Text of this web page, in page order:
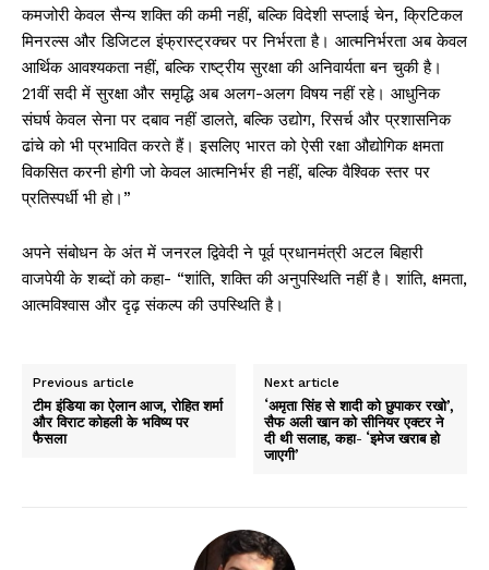
कमजोरी केवल सैन्य शक्ति की कमी नहीं, बल्कि विदेशी सप्लाई चेन, क्रिटिकल
मिनरल्स और डिजिटल इंफ्रास्ट्रक्चर पर निर्भरता है। आत्मनिर्भरता अब केवल
आर्थिक आवश्यकता नहीं, बल्कि राष्ट्रीय सुरक्षा की अनिवार्यता बन चुकी है।
21वीं सदी में सुरक्षा और समृद्धि अब अलग-अलग विषय नहीं रहे। आधुनिक
संघर्ष केवल सेना पर दबाव नहीं डालते, बल्कि उद्योग, रिसर्च और प्रशासनिक
ढांचे को भी प्रभावित करते हैं। इसलिए भारत को ऐसी रक्षा औद्योगिक क्षमता
विकसित करनी होगी जो केवल आत्मनिर्भर ही नहीं, बल्कि वैश्विक स्तर पर
प्रतिस्पर्धी भी हो।”
अपने संबोधन के अंत में जनरल द्विवेदी ने पूर्व प्रधानमंत्री अटल बिहारी
वाजपेयी के शब्दों को कहा- “शांति, शक्ति की अनुपस्थिति नहीं है। शांति, क्षमता,
आत्मविश्वास और दृढ़ संकल्प की उपस्थिति है।
Previous article
टीम इंडिया का ऐलान आज, रोहित शर्मा
और विराट कोहली के भविष्य पर
फैसला
Next article
‘अमृता सिंह से शादी को छुपाकर रखो’,
सैफ अली खान को सीनियर एक्टर ने
दी थी सलाह, कहा- ‘इमेज खराब हो
जाएगी’